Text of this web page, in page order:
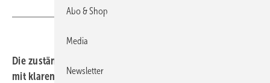
Die zuständigen Ministerien hielten sich auch im März
mit klaren Botschaften zurück: Offen blieb bis Anfang
Abo & Shop
Media
Newsletter